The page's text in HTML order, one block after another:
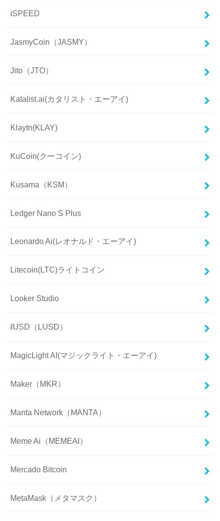
iSPEED
JasmyCoin（JASMY）
Jito（JTO）
Katalist.ai(カタリスト・エーアイ)
Klaytn(KLAY)
KuCoin(クーコイン)
Kusama（KSM）
Ledger Nano S Plus
Leonardo Ai(レオナルド・エーアイ)
Litecoin(LTC)ライトコイン
Looker Studio
ℓUSD（LUSD）
MagicLight AI(マジックライト・エーアイ)
Maker（MKR）
Manta Network（MANTA）
Meme Ai（MEMEAI）
Mercado Bitcoin
MetaMask（メタマスク）